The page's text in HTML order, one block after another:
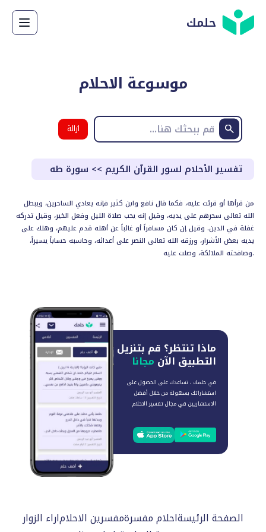
حلمك
موسوعة الاحلام
ازالة
البحث
تفسير الأحلام لسور القرآن الكريم >> سورة طه
من قرأها أو قرئت عليه، فكما قال نافع وابن كثير فإنه يعادي الساحرين، ويبطل
الله تعالى سحرهم على يديه، وقيل إنه يحب صلاة الليل وفعل الخير، وقيل تدركه
غفلة في الدين. وقيل إن كان مسافراً أو غائباً عن أهله قدم عليهم، وهلك على
يديه بعض الأشرار، ورزقه الله تعالى النصر على أعدائه، وحاسبه حساباً يسيراً،
وصافحته الملائكة، وصلت عليه.
ماذا تنتظر؟ قم بتنزيل
التطبيق الآن مجانا
في حلمك ، نساعدك على الحصول على
استشاراتك بسهولة من خلال أفضل
الاستشاريين في مجال تفسير الاحلام
الصفحة الرئيسةاحلام مفسرةمفسرين الاحلاماراء الزوار